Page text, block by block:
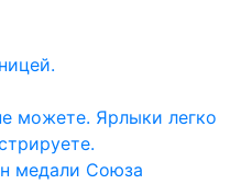
можете. Ярлыки легко
медали Союза